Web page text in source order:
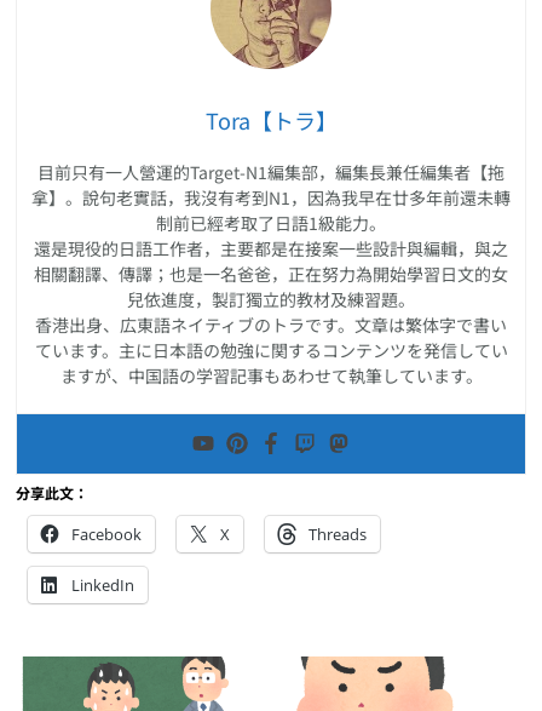
Tora【トラ】
目前只有一人營運的Target-N1編集部，編集長兼任編集者【拖
拿】。說句老實話，我沒有考到N1，因為我早在廿多年前還未轉
制前已經考取了日語1級能力。
還是現役的日語工作者，主要都是在接案一些設計與編輯，與之
相關翻譯、傳譯；也是一名爸爸，正在努力為開始學習日文的女
兒依進度，製訂獨立的教材及練習題。
香港出身、広東語ネイティブのトラです。文章は繁体字で書い
ています。主に日本語の勉強に関するコンテンツを発信してい
ますが、中国語の学習記事もあわせて執筆しています。
分享此文：
Facebook X Threads
LinkedIn